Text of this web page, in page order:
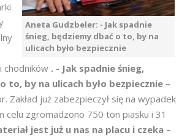
Aneta Gudzbeler: - Jak spadnie
śnieg, będziemy dbać o to, by na
ulicach było bezpiecznie
chodników . - Jak spadnie śnieg,
to, by na ulicach było bezpiecznie –
Zakład już zabezpieczył się na wypadek
celu zgromadzono 750 ton piasku i 31
jest już u nas na placu i czeka –